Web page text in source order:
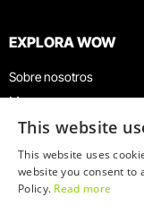
EXPLORA WOW
Sobre nosotros
Museos
Agenda
Noticias
Restaurantes
Tarjeta WOW
This website
This website uses
website you consent to
Policy. Read more